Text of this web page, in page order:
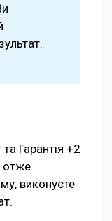
Гарантія +2
отже
виконуєте